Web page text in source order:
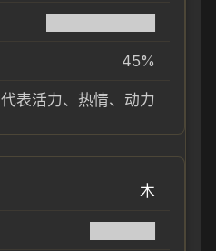
45%
代表活力、热情、动力
木